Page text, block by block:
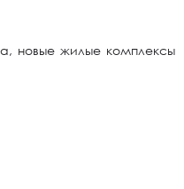
новые жилые комплексы